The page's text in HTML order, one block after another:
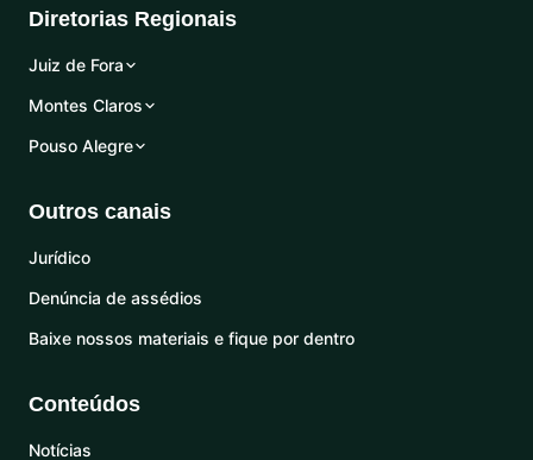
Diretorias Regionais
Juiz de Fora
Montes Claros
Pouso Alegre
Outros canais
Jurídico
Denúncia de assédios
Baixe nossos materiais e fique por dentro
Conteúdos
Notícias